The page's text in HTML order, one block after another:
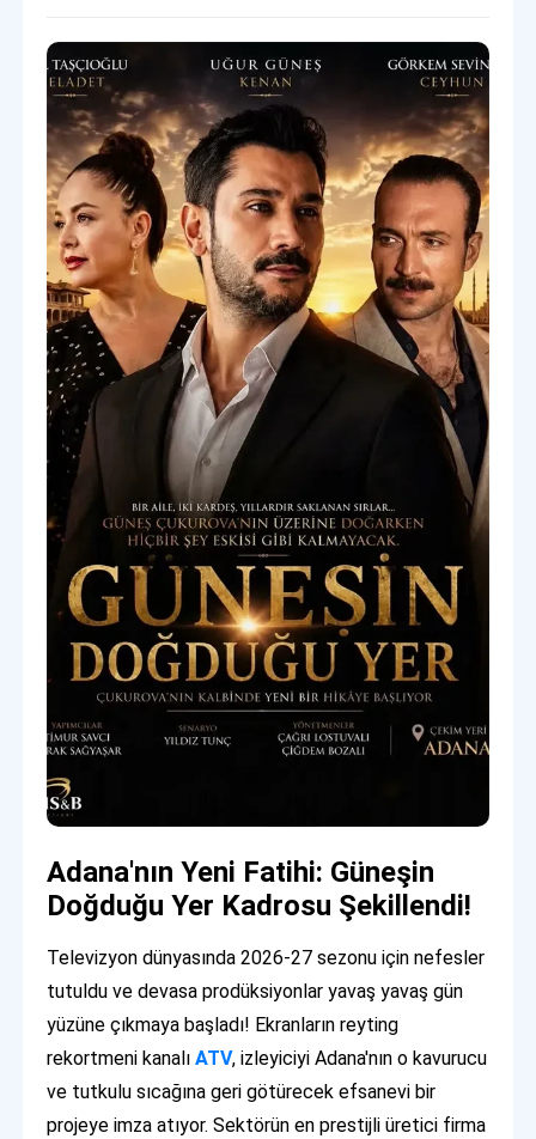
Adana'nın Yeni Fatihi: Güneşin
Doğduğu Yer Kadrosu Şekillendi!
Televizyon dünyasında 2026-27 sezonu için nefesler
tutuldu ve devasa prodüksiyonlar yavaş yavaş gün
yüzüne çıkmaya başladı! Ekranların reyting
rekortmeni kanalıATV, izleyiciyi Adana'nın o kavurucu
ve tutkulu sıcağına geri götürecek efsanevi bir
projeye imza atıyor. Sektörün en prestijli üretici firma